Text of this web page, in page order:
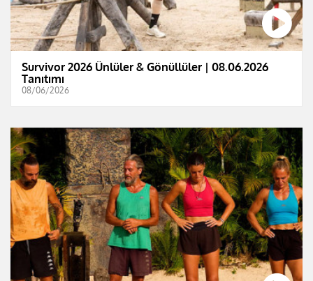
Survivor 2026 Ünlüler & Gönüllüler | 08.06.2026
Tanıtımı
08/06/2026